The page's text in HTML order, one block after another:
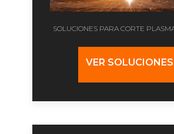
SOLUCIONES PARA CORTE
VER SOLUCIONES